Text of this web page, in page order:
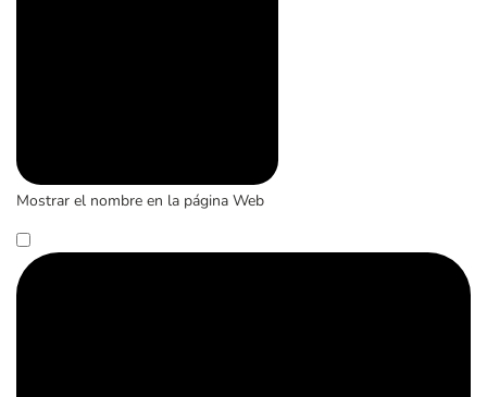
Mostrar el nombre en la página Web